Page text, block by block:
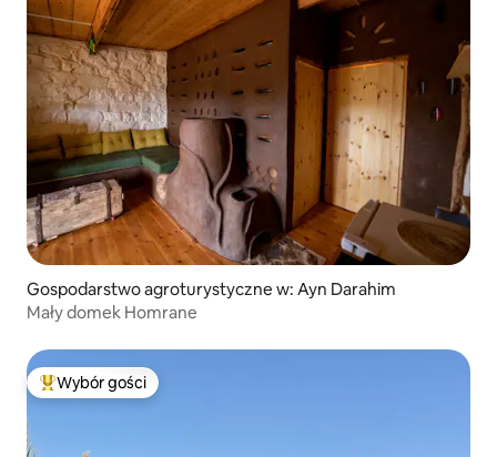
Gospodarstwo agroturystyczne w: Ayn Darahim
Mały domek Homrane
Najpopularniejsze z kategorii Wybór gości
Wybór gości